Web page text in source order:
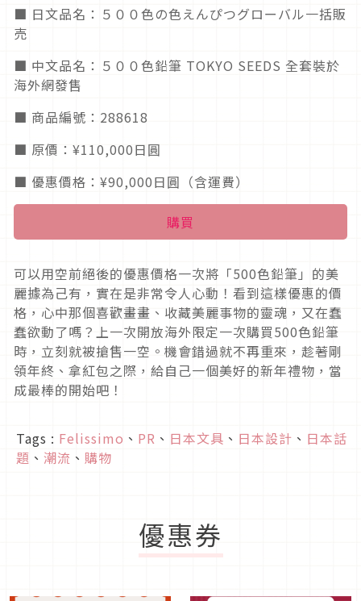
■ 日文品名：５００色の色えんぴつグローバル一括販
売
■ 中文品名：５００色鉛筆 TOKYO SEEDS 全套裝於
海外網發售
■ 商品編號：288618
■ 原價：¥110,000日圓
■ 優惠價格：¥90,000日圓（含運費）
購買
可以用空前絕後的優惠價格一次將「500色鉛筆」的美
麗據為己有，實在是非常令人心動！看到這樣優惠的價
格，心中那個喜歡畫畫、收藏美麗事物的靈魂，又在蠢
蠢欲動了嗎？上一次開放海外限定一次購買500色鉛筆
時，立刻就被搶售一空。機會錯過就不再重來，趁著剛
領年終、拿紅包之際，給自己一個美好的新年禮物，當
成最棒的開始吧！
Tags : Felissimo 、 PR 、 日本文具 、 日本設計 、 日本話
題 、 潮流 、 購物
優惠券